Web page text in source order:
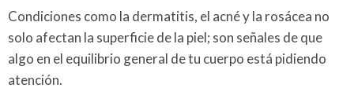
Condiciones como la dermatitis, el acnéy la rosácea no
solo afectan la superficie de la piel; son señales de que
algo en el equilibrio general de tu cuerpo está pidiendo
atención.